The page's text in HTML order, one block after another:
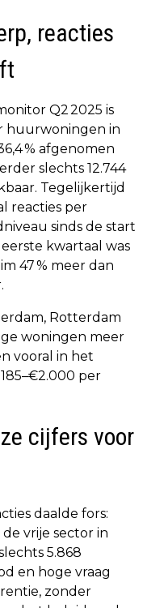
reacties
Q2 2025 is
huurwoningen in
% afgenomen
slechts 12.744
Tegelijkertijd
reacties per
sinds de start
kwartaal was
47 % meer dan
Rotterdam
woningen meer
vooral in het
per
cijfers voor
daalde fors:
de vrije sector in
5.868
en hoge vraag
zonder